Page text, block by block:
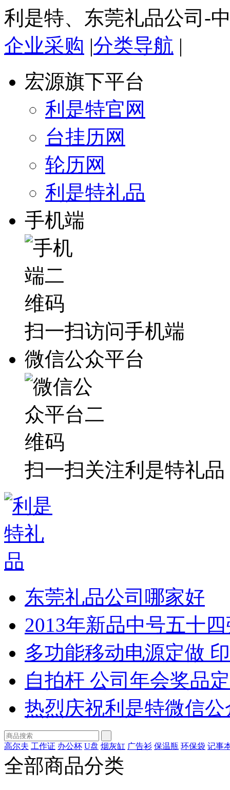
利是特、东莞礼品公司-
企业采购 |分类导航 |
宏源旗下平台
利是特官网
台挂历网
轮历网
利是特礼品
手机端
扫一扫访问手机端
微信公众平台
扫一扫关注利是特礼品
东莞礼品公司哪家好
2013年新品中号五十
多功能移动电源定做
自拍杆 公司年会奖品
热烈庆祝利是特微信
高尔夫 工作证 办公杯 U盘 烟灰缸 广告衫 保温瓶 环保袋 记事
全部商品分类